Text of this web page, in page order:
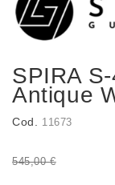
SPIRA
Antique
Cod. 11673
545,00 €